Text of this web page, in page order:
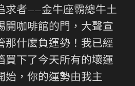
求者——金牛座霸總牛土
開咖啡館的門，大聲宣
那什麼負運勢！我已經
買下了今天所有的壞運
始，你的運勢由我主